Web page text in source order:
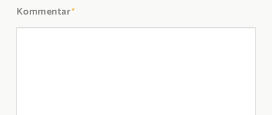
Kommentar*